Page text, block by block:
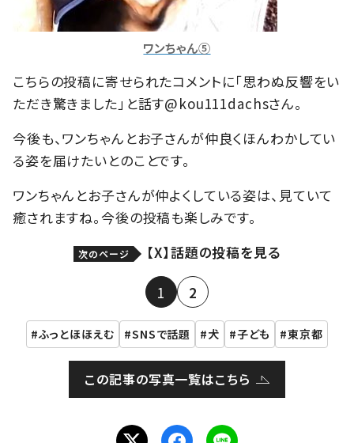
ワンちゃん⑤
こちらの投稿に寄せられたコメントに「思わぬ反響をい
ただき驚きました」と話す@kou111dachsさん。
今後も、ワンちゃんとお子さんが仲良くほんわかしてい
る姿を届けたいとのことです。
ワンちゃんとお子さんが仲よくしている姿は、見ていて
癒されますね。今後の投稿も楽しみです。
次のページ 【X】話題の投稿を見る
1 2
ふっとほほえむ SNSで話題 犬 子ども 東京都
この記事の写真一覧はこちら